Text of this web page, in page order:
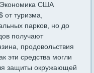
Экономика США
от туризма,
парков, но до
получают
продовольствия
эти средства могли
защиты окружающей